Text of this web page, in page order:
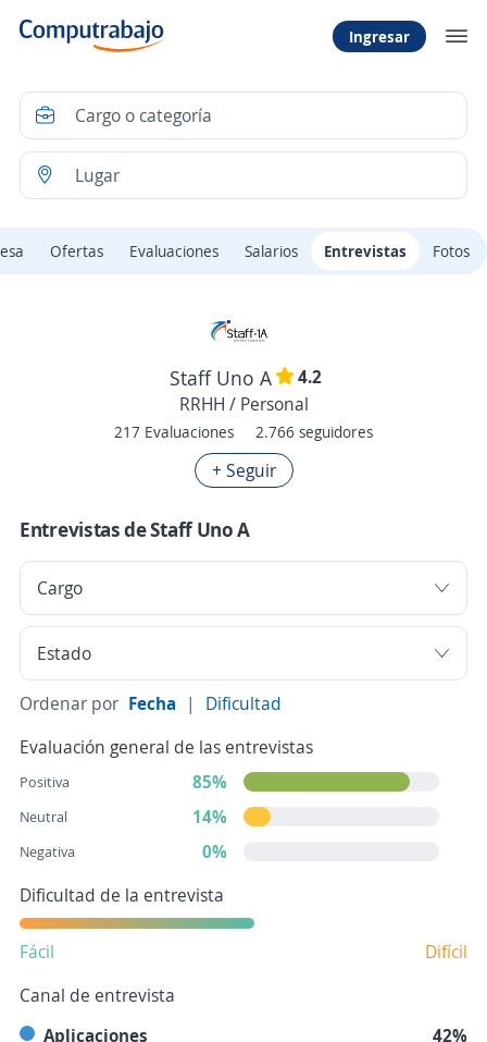
Ingresar
Ofertas Evaluaciones Salarios Entrevistas Fotos
Staff Uno A
4.2
RRHH / Personal
217 Evaluaciones 2.766 seguidores
+ Seguir
Entrevistas de Staff Uno A
Ordenar por Fecha |
Dificultad
Evaluación general de las entrevistas
Positiva 85%
Neutral 14%
Negativa
0%
Dificultad de la entrevista
Fácil
Difícil
Canal de entrevista
Aplicaciones
42%